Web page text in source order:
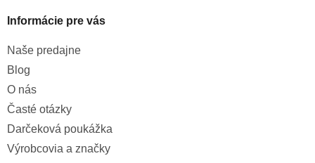
Informácie pre vás
Naše predajne
Blog
O nás
Časté otázky
Darčeková poukážka
Výrobcovia a značky